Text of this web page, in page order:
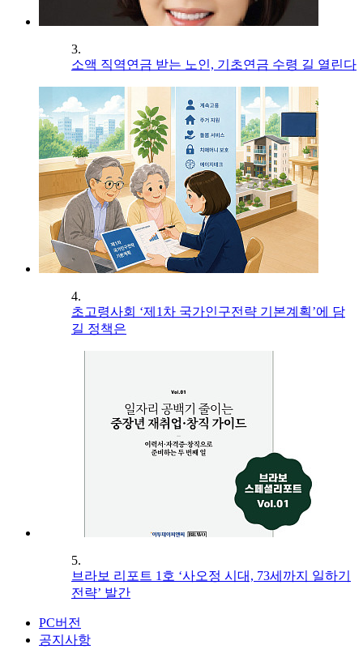
3.
소액 직역연금 받는 노인, 기초연금 수령 길 열린다
4.
초고령사회 ‘제1차 국가인구전략 기본계획’에 담
길 정책은
5.
브라보 리포트 1호 ‘사오정 시대, 73세까지 일하기
전략’ 발간
PC버전
공지사항